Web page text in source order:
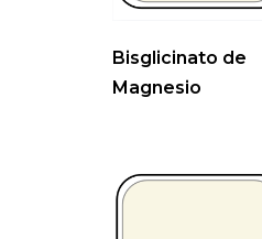
Bisglicinato de
Magnesio